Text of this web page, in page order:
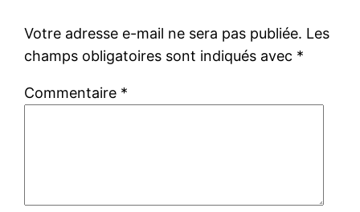
Votre adresse e-mail ne sera pas publiée. Les
champs obligatoires sont indiqués avec *
Commentaire *